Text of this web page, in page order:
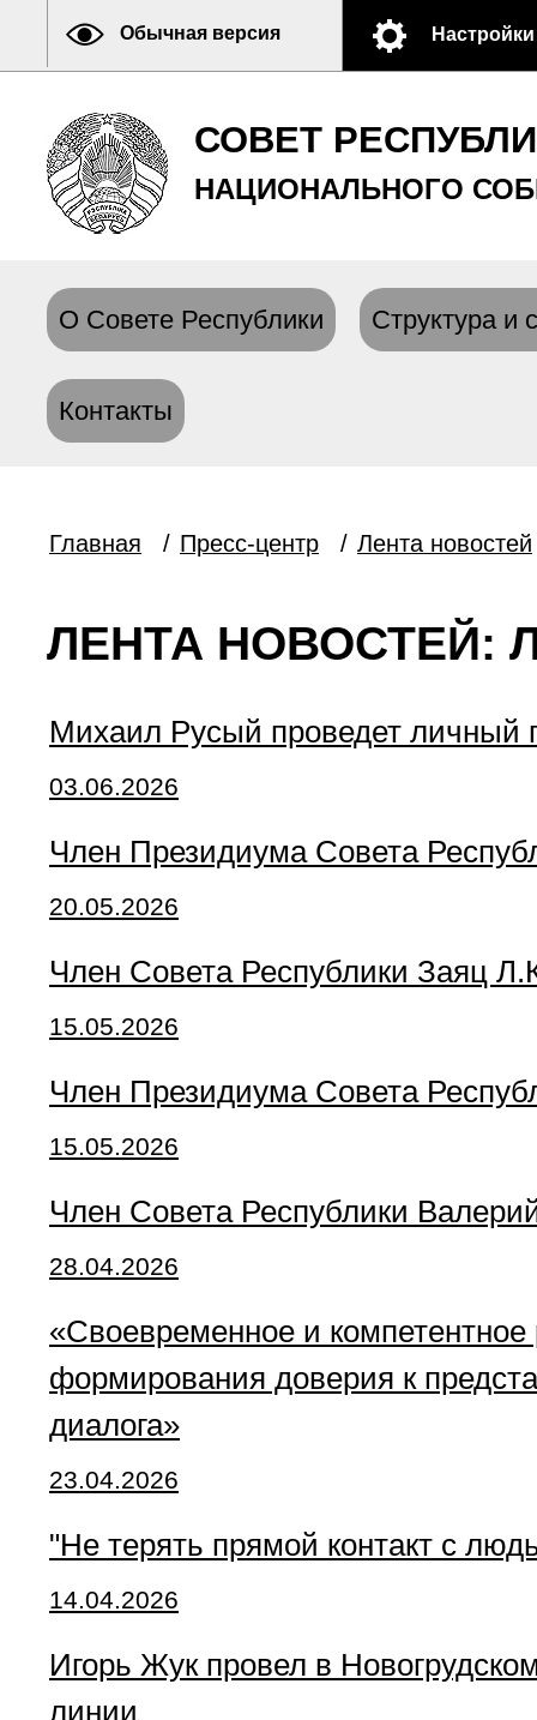
Обычная версия Настройки
СОВЕТ
НАЦИОНАЛЬНОГО
О Совете Республики Структура и
Контакты
Главная / Пресс-центр / Лента новостей
ЛЕНТА НОВОСТЕЙ:
Михаил Русый проведет личный
03.06.2026
Член Президиума Совета
20.05.2026
Член Совета Республики Заяц
15.05.2026
Член Президиума Совета
15.05.2026
Член Совета Республики
28.04.2026
«Своевременное и
формирования доверия к
диалога»
23.04.2026
"Не терять прямой контакт с
14.04.2026
Игорь Жук провел в
линии